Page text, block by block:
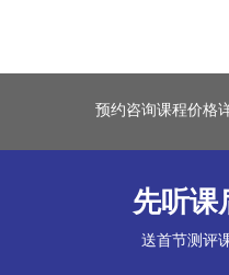
预约咨询课程价格
先听课
送首节测评